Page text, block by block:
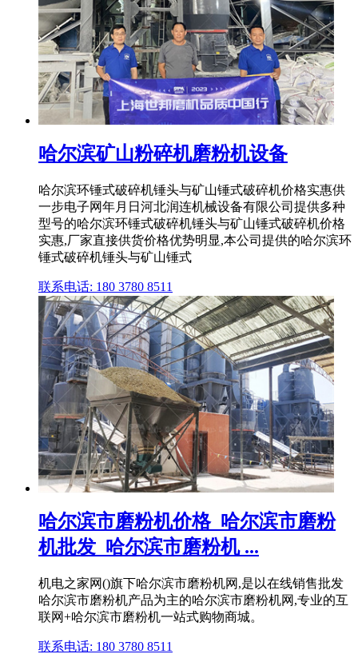
哈尔滨矿山粉碎机磨粉机设备
哈尔滨环锤式破碎机锤头与矿山锤式破碎机价格实惠供
一步电子网年月日河北润连机械设备有限公司提供多种
型号的哈尔滨环锤式破碎机锤头与矿山锤式破碎机价格
实惠,厂家直接供货价格优势明显,本公司提供的哈尔滨环
锤式破碎机锤头与矿山锤式
联系电话: 180 3780 8511
哈尔滨市磨粉机价格_哈尔滨市磨粉
机批发_哈尔滨市磨粉机 ...
机电之家网()旗下哈尔滨市磨粉机网,是以在线销售批发
哈尔滨市磨粉机产品为主的哈尔滨市磨粉机网,专业的互
联网+哈尔滨市磨粉机一站式购物商城。
联系电话: 180 3780 8511